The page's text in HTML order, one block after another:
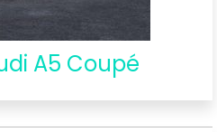
A5 Coupé